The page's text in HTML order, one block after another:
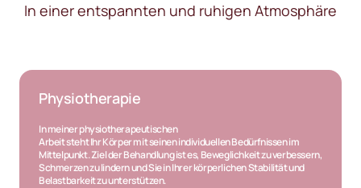
In einer entspannten und ruhigen Atmosphäre
Physiotherapie
In meiner physiotherapeutischen
Arbeit steht Ihr Körper mit seinen individuellen Bedürfnissen im
Mittelpunkt. Ziel der Behandlung ist es, Beweglichkeit zu verbessern,
Schmerzen zu lindern und Sie in Ihrer körperlichen Stabilität und
Belastbarkeit zu unterstützen.